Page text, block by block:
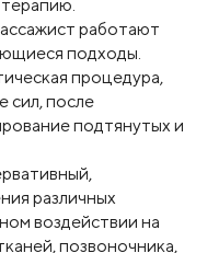
работают
подходы.
процедура,
сил, после
подтянутых и
различных
воздействии на
позвоночника,